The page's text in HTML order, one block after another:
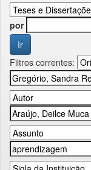
por
Filtros correntes: